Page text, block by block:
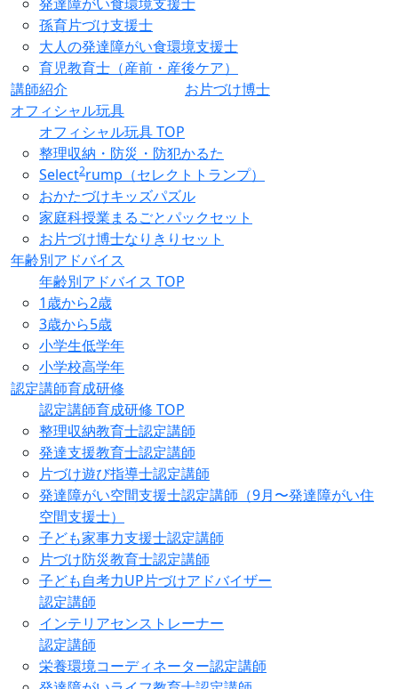
孫育片づけ支援士
大人の発達障がい食環境支援士
育児教育士（産前・産後ケア）
講師紹介
お片づけ博士
オフィシャル玩具
オフィシャル玩具 TOP
整理収納・防災・防犯かるた
Select2rump（セレクトトランプ）
おかたづけキッズパズル
家庭科授業まるごとパックセット
お片づけ博士なりきりセット
年齢別アドバイス
年齢別アドバイス TOP
1歳から2歳
3歳から5歳
小学生低学年
小学校高学年
認定講師育成研修
認定講師育成研修 TOP
整理収納教育士認定講師
発達支援教育士認定講師
片づけ遊び指導士認定講師
発達障がい空間支援士認定講師（9月〜発達障がい住
空間支援士）
子ども家事力支援士認定講師
片づけ防災教育士認定講師
子ども自考力UP片づけアドバイザー
認定講師
インテリアセンストレーナー
認定講師
栄養環境コーディネーター認定講師